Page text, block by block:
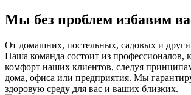
Мы без проблем избавим
От домашних, постельных, садовых и
Наша команда состоит из профессионалов,
комфорт наших клиентов, следуя
дома, офиса или предприятия. Мы
здоровую среду для вас и ваших близких.